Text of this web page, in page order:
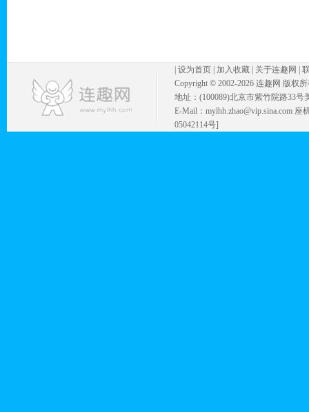
设为首页 加入收藏 关于连趣网
Copyright © 2002-2026 连趣网 版权
地址：(100089)北京市紫竹院路33号
E-Mail：mylhh.zhao@vip.sina.com
05042114号]